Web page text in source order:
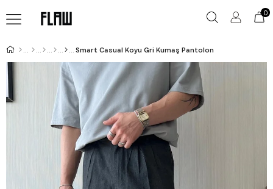
0
Smart Casual Koyu Gri Kumaş Pantolon